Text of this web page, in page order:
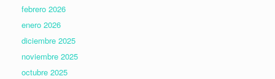
febrero 2026
enero 2026
diciembre 2025
noviembre 2025
octubre 2025